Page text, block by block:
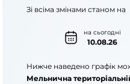
на сьогодні
10.08.26
Зі всіма змінами станом на
Нижче наведено графік
Мельнична